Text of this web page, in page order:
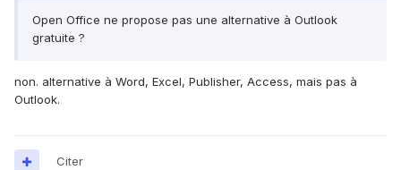
Open Office ne propose pas une alternative à Outlook
gratuite ?
non. alternative à Word, Excel, Publisher, Access, mais pas à
Outlook.
Citer